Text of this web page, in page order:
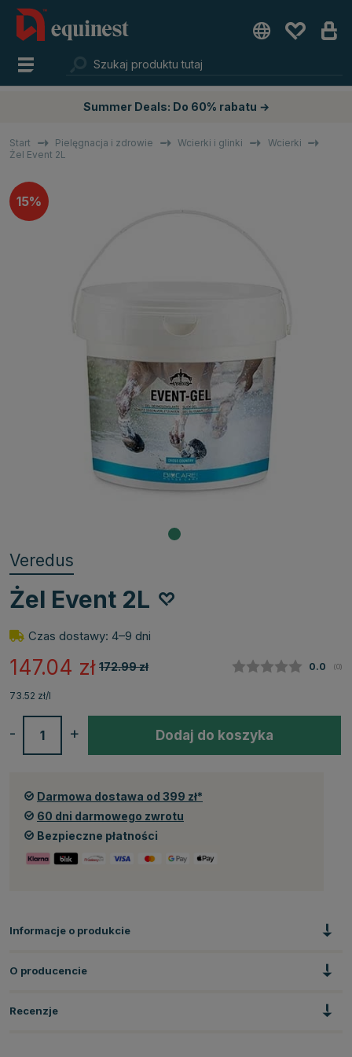
Summer Deals: Do 60% rabatu →
Start Pielęgnacja i zdrowie Wcierki i glinki
Wcierki
Żel Event 2L
15
Veredus
Żel Event 2L
Czas dostawy: 4–9 dni
172.99zł
147.04 zł Średnia
0.0 (0)
73.52 zł/l
+
- Dodaj do koszyka
Darmowa dostawa od 399 zł*
60 dni darmowego zwrotu
Bezpieczne płatności
Informacje o produkcie
O producencie
Recenzje